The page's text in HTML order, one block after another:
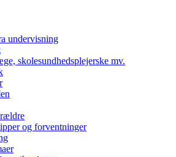
undervisning
skolesundhedsplejerske mv.
og forventninger